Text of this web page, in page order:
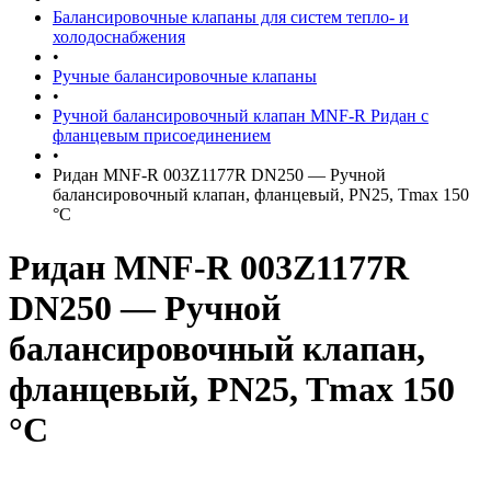
Балансировочные клапаны для систем тепло- и
холодоснабжения
•
Ручные балансировочные клапаны
•
Ручной балансировочный клапан MNF-R Ридан с
фланцевым присоединением
•
Ридан MNF-R 003Z1177R DN250 — Ручной
балансировочный клапан, фланцевый, PN25, Tmax 150
°C
Ридан MNF-R 003Z1177R
DN250 — Ручной
балансировочный клапан,
фланцевый, PN25, Tmax 150
°C